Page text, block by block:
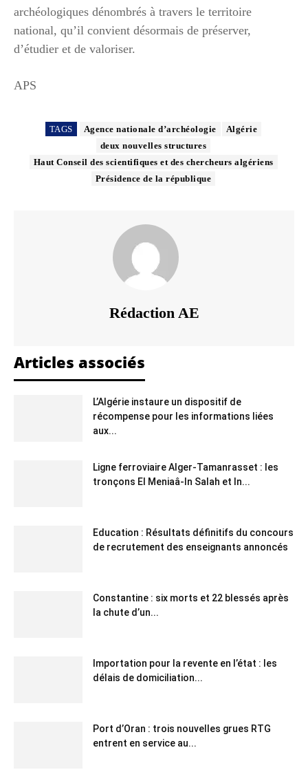
archéologiques dénombrés à travers le territoire
national, qu’il convient désormais de préserver,
d’étudier et de valoriser.
APS
TAGS Agence nationale d’archéologie
Algérie
deux nouvelles structures
Haut Conseil des scientifiques et des chercheurs algériens
Présidence de la république
Rédaction AE
Articles associés
L’Algérie instaure un dispositif de
récompense pour les informations liées
aux...
Ligne ferroviaire Alger-Tamanrasset : les
tronçons El Meniaâ-In Salah et In...
Education : Résultats définitifs du concours
de recrutement des enseignants annoncés
Constantine : six morts et 22 blessés après
la chute d’un...
Importation pour la revente en l’état : les
délais de domiciliation...
Port d’Oran : trois nouvelles grues RTG
entrent en service au...